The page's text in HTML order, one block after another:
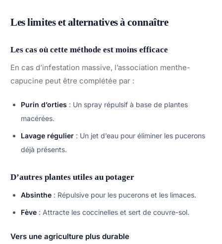
Les limites et alternatives à connaître
Les cas où cette méthode est moins efficace
En cas d’infestation massive, l’association menthe-
capucine peut être complétée par :
Purin d’orties : Un spray répulsif à base de plantes
macérées.
Lavage régulier : Un jet d’eau pour éliminer les pucerons
déjà présents.
D’autres plantes utiles au potager
Absinthe : Répulsive pour les pucerons et les limaces.
Fève : Attracte les coccinelles et sert de couvre-sol.
Vers une agriculture plus durable